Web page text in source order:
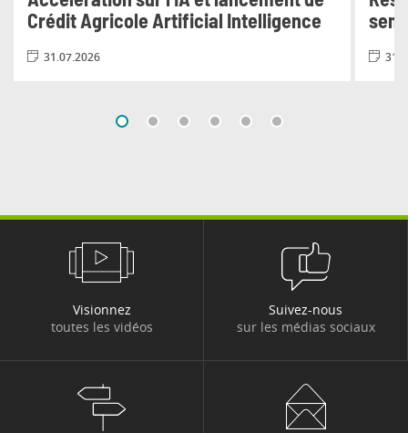
Crédit Agricole Artificial Intelligence
31.07.2026
Visionnez
toutes les vidéos
Suivez-nous
sur les médias sociaux